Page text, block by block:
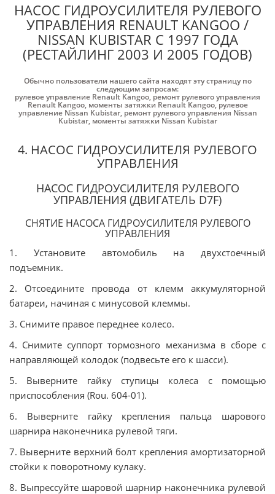
НАСОС ГИДРОУСИЛИТЕЛЯ РУЛЕВОГО
УПРАВЛЕНИЯ RENAULT KANGOO /
NISSAN KUBISTAR С 1997 ГОДА
(РЕСТАЙЛИНГ 2003 И 2005 ГОДОВ)
Обычно пользователи нашего сайта находят эту страницу по
следующим запросам:
рулевое управление Renault Kangoo, ремонт рулевого управления
Renault Kangoo, моменты затяжки Renault Kangoo,рулевое
управление Nissan Kubistar, ремонт рулевого управления Nissan
Kubistar, моменты затяжки Nissan Kubistar
4. НАСОС ГИДРОУСИЛИТЕЛЯ РУЛЕВОГО
УПРАВЛЕНИЯ
НАСОС ГИДРОУСИЛИТЕЛЯ РУЛЕВОГО
УПРАВЛЕНИЯ (ДВИГАТЕЛЬ D7F)
СНЯТИЕ НАСОСА ГИДРОУСИЛИТЕЛЯ РУЛЕВОГО
УПРАВЛЕНИЯ
1. Установите автомобиль на двухстоечный
подъемник.
2. Отсоедините провода от клемм аккумуляторной
батареи, начиная с минусовой клеммы.
3. Снимите правое переднее колесо.
4. Снимите суппорт тормозного механизма в сборе с
направляющей колодок (подвесьте его к шасси).
5. Выверните гайку ступицы колеса с помощью
приспособления (Rou. 604-01).
6. Выверните гайку крепления пальца шарового
шарнира наконечника рулевой тяги.
7. Выверните верхний болт крепления амортизаторной
стойки к поворотному кулаку.
8. Выпрессуйте шаровой шарнир наконечника рулевой